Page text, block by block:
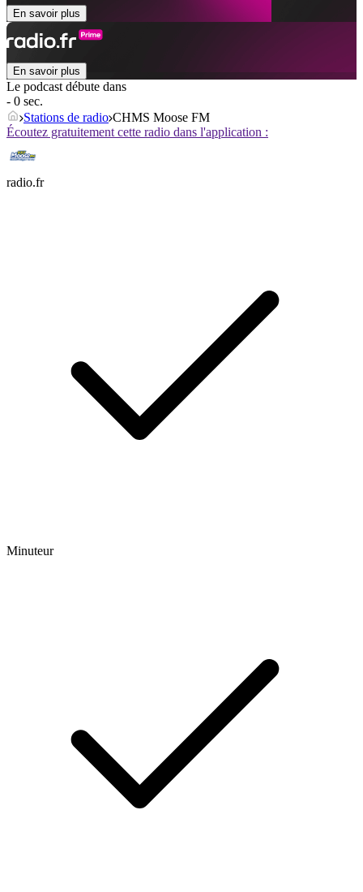
En savoir plus
En savoir plus
Le podcast débute dans
- 0 sec.
Stations de radio CHMS Moose FM
Écoutez gratuitement cette radio dans l'application :
radio.fr
Minuteur